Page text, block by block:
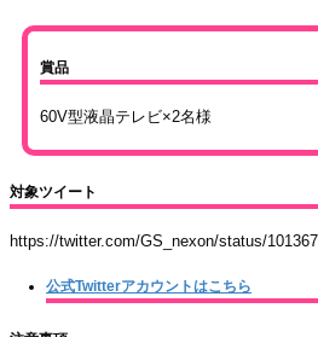
賞品
60V型液晶テレビ×2名様
対象ツイート
https://twitter.com/GS_nexon/status/
公式Twitterアカウントはこちら